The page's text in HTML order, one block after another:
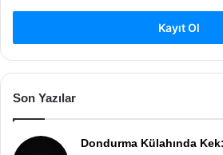
Kayıt Ol
Son Yazılar
Dondurma Külahında